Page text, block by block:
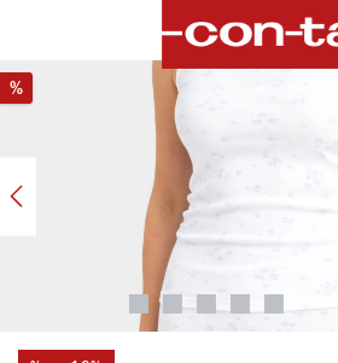
Bildergalerie überspringen
%Rabatt